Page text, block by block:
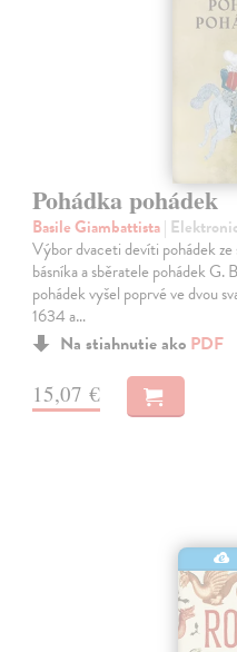
Pohádka pohádek
Basile Giambattista|
Výbor dvaceti devíti pohádek
básníka a sběratele pohádek G.
pohádek vyšel poprvé ve dvou
1634 a…
Na stiahnutie ako PDF
15,07 €